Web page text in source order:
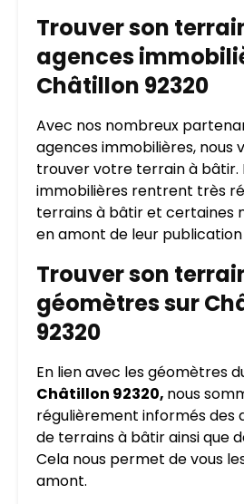
Trouver son
agences
Châtillon 92320
Avec nos nombreux
agences immobilières, nous
trouver votre terrain à bâtir.
immobilières rentrent très
terrains à bâtir et certaines
en amont de leur
Trouver son
géomètres sur
92320
En lien avec les géomètres
Châtillon 92320, nous
régulièrement informés des
de terrains à bâtir ainsi que
Cela nous permet de vous
amont.